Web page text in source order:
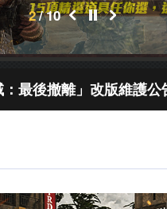
2/10
最後撤離」改版維護公